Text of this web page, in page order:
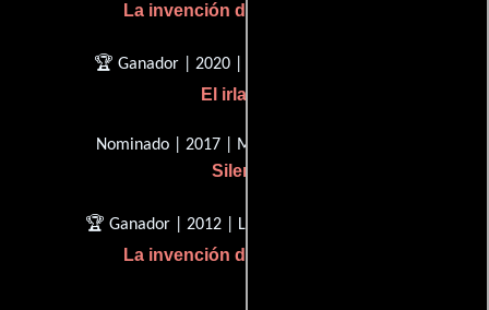
La invención de Hugo Cabret
🏆 Ganador | 2020 | Mejor director
El irlandés
Nominado | 2017 | Mejor guionista
Silencio
🏆 Ganador | 2012 | Logros de avance
La invención de Hugo Cabret